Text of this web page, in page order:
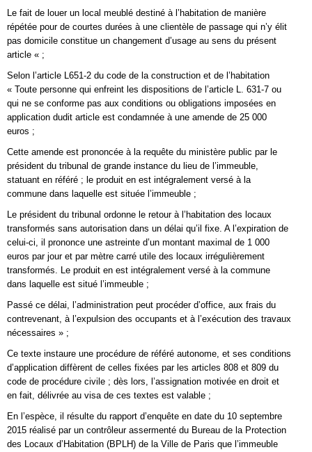
Le fait de louer un local meublé destiné à l’habitation de manière
répétée pour de courtes durées à une clientèle de passage qui n’y élit
pas domicile constitue un changement d’usage au sens du présent
article « ;
Selon l’article L651-2 du code de la construction et de l’habitation
« Toute personne qui enfreint les dispositions de l’article L. 631-7 ou
qui ne se conforme pas aux conditions ou obligations imposées en
application dudit article est condamnée à une amende de 25 000
euros ;
Cette amende est prononcée à la requête du ministère public par le
président du tribunal de grande instance du lieu de l’immeuble,
statuant en référé ; le produit en est intégralement versé à la
commune dans laquelle est située l’immeuble ;
Le président du tribunal ordonne le retour à l’habitation des locaux
transformés sans autorisation dans un délai qu’il fixe. A l’expiration de
celui-ci, il prononce une astreinte d’un montant maximal de 1 000
euros par jour et par mètre carré utile des locaux irrégulièrement
transformés. Le produit en est intégralement versé à la commune
dans laquelle est situé l’immeuble ;
Passé ce délai, l’administration peut procéder d’office, aux frais du
contrevenant, à l’expulsion des occupants et à l’exécution des travaux
nécessaires » ;
Ce texte instaure une procédure de référé autonome, et ses conditions
d’application diffèrent de celles fixées par les articles 808 et 809 du
code de procédure civile ; dès lors, l’assignation motivée en droit et
en fait, délivrée au visa de ces textes est valable ;
En l’espèce, il résulte du rapport d’enquête en date du 10 septembre
2015 réalisé par un contrôleur assermenté du Bureau de la Protection
des Locaux d’Habitation (BPLH) de la Ville de Paris que l’immeuble